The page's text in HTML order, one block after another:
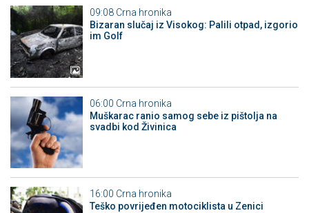
09:08 Crna hronika
Bizaran slučaj iz Visokog: Palili otpad, izgorio
im Golf
06:00 Crna hronika
Muškarac ranio samog sebe iz pištolja na
svadbi kod Živinica
16:00 Crna hronika
Teško povrijeđen motociklista u Zenici